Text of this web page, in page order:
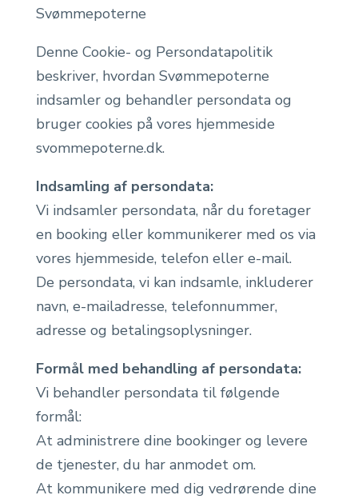
Svømmepoterne
Denne Cookie- og Persondatapolitik
beskriver, hvordan Svømmepoterne
indsamler og behandler persondata og
bruger cookies på vores hjemmeside
svommepoterne.dk.
Indsamling af persondata:
Vi indsamler persondata, når du foretager
en booking eller kommunikerer med os via
vores hjemmeside, telefon eller e-mail.
De persondata, vi kan indsamle, inkluderer
navn, e-mailadresse, telefonnummer,
adresse og betalingsoplysninger.
Formål med behandling af persondata:
Vi behandler persondata til følgende
formål:
At administrere dine bookinger og levere
de tjenester, du har anmodet om.
At kommunikere med dig vedrørende dine